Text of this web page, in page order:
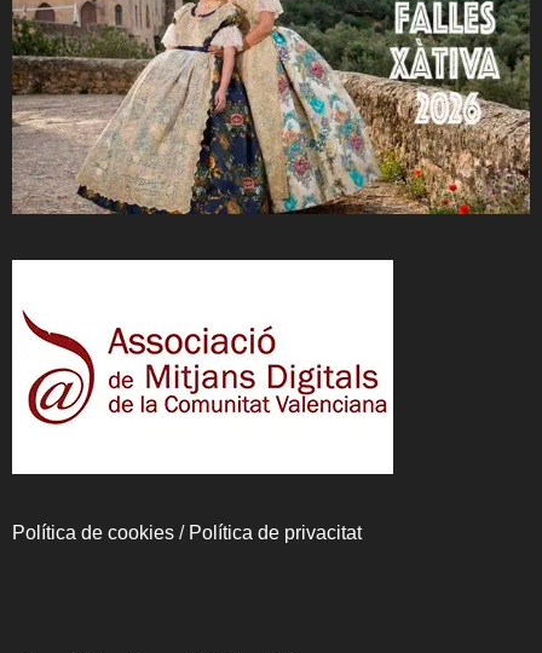
Política de cookies / Política de privacitat